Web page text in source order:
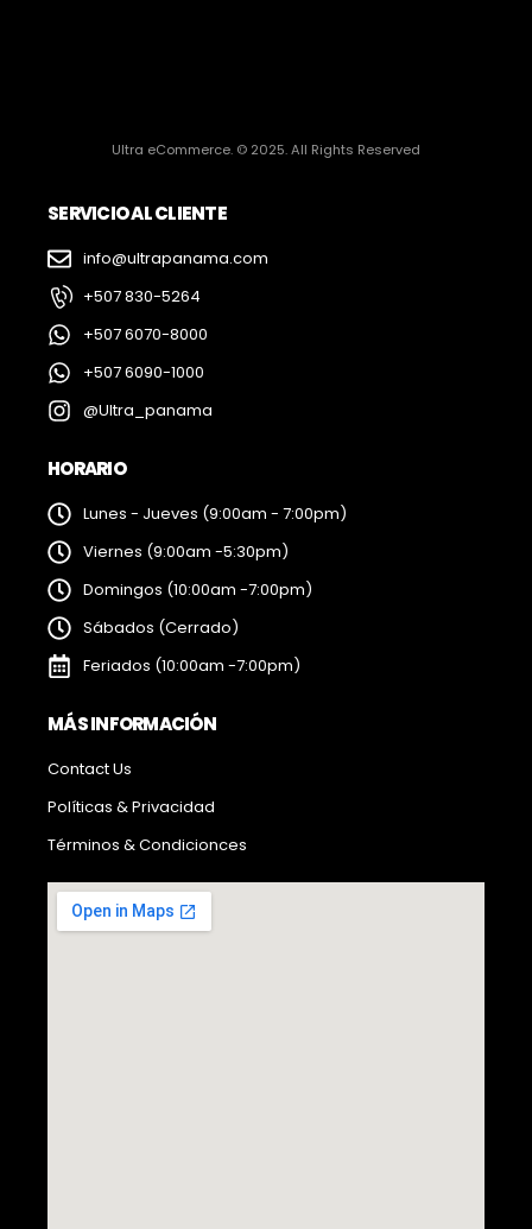
Ultra eCommerce. © 2025. All Rights Reserved
SERVICIO AL CLIENTE
info@ultrapanama.com
+507 830-5264
+507 6070-8000
+507 6090-1000
@Ultra_panama
HORARIO
Lunes - Jueves (9:00am - 7:00pm)
Viernes (9:00am -5:30pm)
Domingos (10:00am -7:00pm)
Sábados (Cerrado)
Feriados (10:00am -7:00pm)
MÁS INFORMACIÓN
Contact Us
Políticas & Privacidad
Términos & Condicionces